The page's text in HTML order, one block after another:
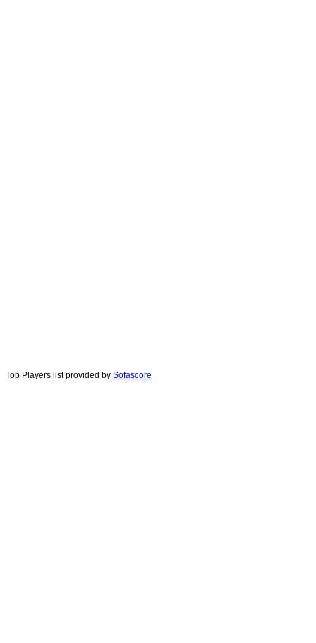
Top Players list provided by Sofascore